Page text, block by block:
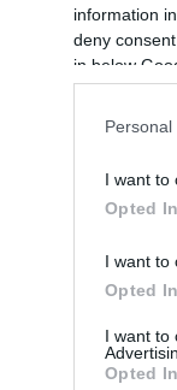
information
deny
in below
I want to
Opted In
I want to
Opted In
I want to
Opted In